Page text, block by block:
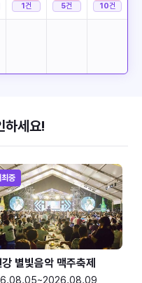
1건
5건
10건
하세요!
중
별빛음악 맥주축제